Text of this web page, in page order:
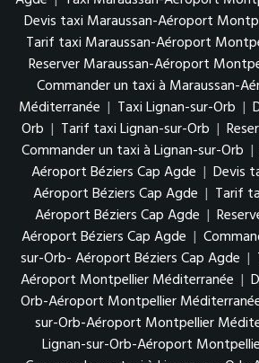
Devis taxi Maraussan-Aéroport
Tarif taxi Maraussan-Aéroport
Reserver Maraussan-Aéroport
Commander un taxi à Maraussan-
Méditerranée | Taxi Lignan-sur-Orb |
Orb | Tarif taxi Lignan-sur-Orb |
Commander un taxi à Lignan-sur-Orb |
Aéroport Béziers Cap Agde | Devis
Aéroport Béziers Cap Agde | Tarif
Aéroport Béziers Cap Agde |
Aéroport Béziers Cap Agde |
sur-Orb- Aéroport Béziers Cap Agde |
Aéroport Montpellier Méditerranée |
Orb-Aéroport Montpellier
sur-Orb-Aéroport Montpellier
Lignan-sur-Orb-Aéroport